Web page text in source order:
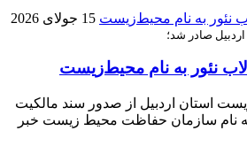
15 جولای 2026
صادر شد؛
نئور به نام محیط‌زیست
استان اردبیل از صدور سند مالکیت
نام سازمان حفاظت محیط زیست خبر